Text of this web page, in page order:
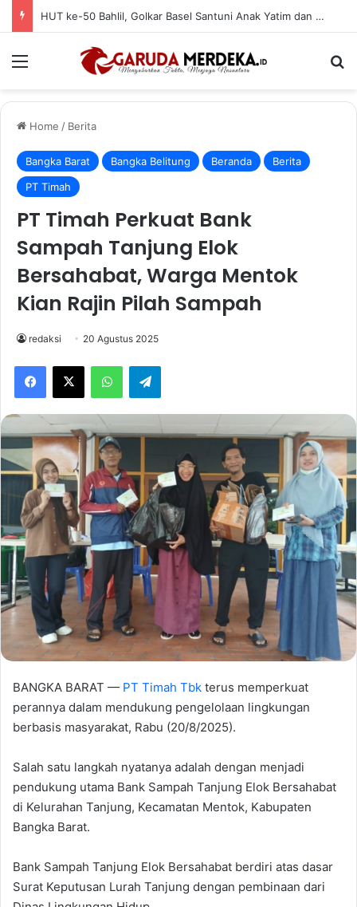
HUT ke-50 Bahlil, Golkar Basel Santuni Anak Yatim dan Fakir Miskin
Menu
Home / Berita
Bangka Barat Bangka Belitung Beranda
Berita
PT Timah
PT Timah Perkuat Bank
Sampah Tanjung Elok
Bersahabat, Warga Mentok
Kian Rajin Pilah Sampah
redaksi 20 Agustus 2025
Facebook
X WhatsAppTelegram
BANGKA BARAT — PT Timah Tbk terus memperkuat
perannya dalam mendukung pengelolaan lingkungan
berbasis masyarakat, Rabu (20/8/2025).
Salah satu langkah nyatanya adalah dengan menjadi
pendukung utama Bank Sampah Tanjung Elok Bersahabat
di Kelurahan Tanjung, Kecamatan Mentok, Kabupaten
Bangka Barat.
Bank Sampah Tanjung Elok Bersahabat berdiri atas dasar
Surat Keputusan Lurah Tanjung dengan pembinaan dari